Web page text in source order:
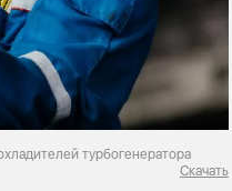
турбогенератора
Скачать